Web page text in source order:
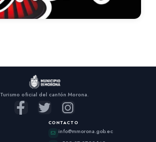
Turismo oficial del cantón Morona.
CONTACTO
info@mmorona.gob.ec